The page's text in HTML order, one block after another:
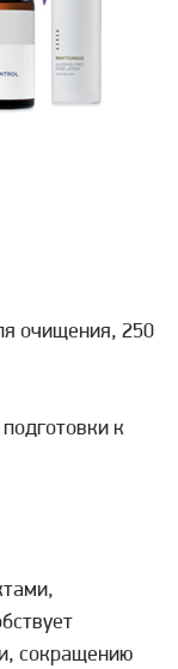
очищения, 250
к
сокращению